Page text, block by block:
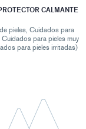
CALMANTE
pieles, Cuidados para
para pieles muy
para pieles irritadas)